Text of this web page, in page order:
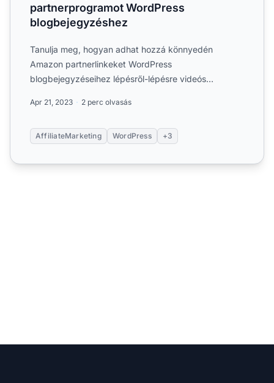
partnerprogramot WordPress
blogbejegyzéshez
Tanulja meg, hogyan adhat hozzá könnyedén
Amazon partnerlinkeket WordPress
blogbejegyzéseihez lépésről-lépésre videós
Apr 21, 2023 2 perc olvasás
AffiliateMarketing WordPress +3